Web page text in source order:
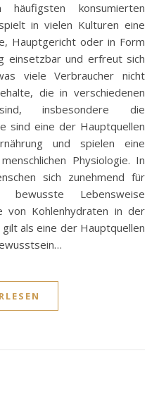
in vielen Kulturen eine
Hauptgericht oder in Form
einsetzbar und erfreut sich
viele Verbraucher nicht
die in verschiedenen
insbesondere die
sind eine der Hauptquellen
und spielen eine
Physiologie. In
sich zunehmend für
bewusste Lebensweise
von Kohlenhydraten in der
als eine der Hauptquellen